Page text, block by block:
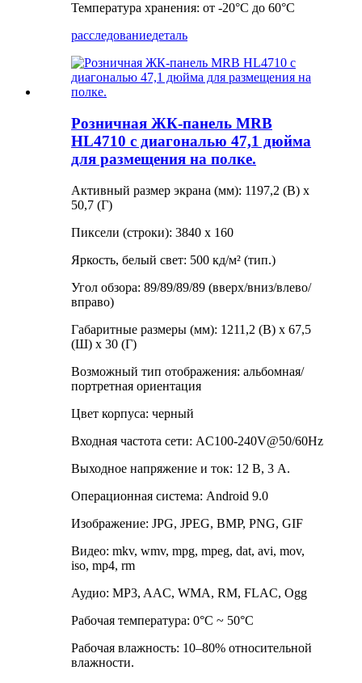
Температура хранения: от -20°C до 60°C
расследованиедеталь
Розничная ЖК-панель MRB
HL4710 с диагональю 47,1 дюйма
для размещения на полке.
Активный размер экрана (мм): 1197,2 (В) x
50,7 (Г)
Пиксели (строки): 3840 x 160
Яркость, белый свет: 500 кд/м² (тип.)
Угол обзора: 89/89/89/89 (вверх/вниз/влево/
вправо)
Габаритные размеры (мм): 1211,2 (В) x 67,5
(Ш) x 30 (Г)
Возможный тип отображения: альбомная/
портретная ориентация
Цвет корпуса: черный
Входная частота сети: AC100-240V@50/60Hz
Выходное напряжение и ток: 12 В, 3 А.
Операционная система: Android 9.0
Изображение: JPG, JPEG, BMP, PNG, GIF
Видео: mkv, wmv, mpg, mpeg, dat, avi, mov,
iso, mp4, rm
Аудио: MP3, AAC, WMA, RM, FLAC, Ogg
Рабочая температура: 0°C ~ 50°C
Рабочая влажность: 10–80% относительной
влажности.